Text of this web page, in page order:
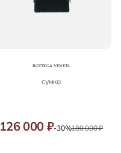
сумка
126 000 ₽-30%180 000 ₽